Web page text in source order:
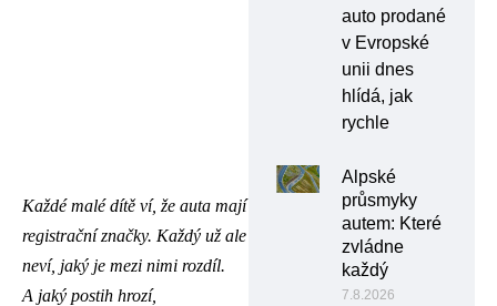
Každé malé dítě ví, že auta mají
registrační značky. Každý už ale
neví, jaký je mezi nimi rozdíl.
A jaký postih hrozí,
auto prodané
v Evropské
unii dnes
hlídá, jak
rychle
Alpské
průsmyky
autem: Které
zvládne
každý
7.8.2026